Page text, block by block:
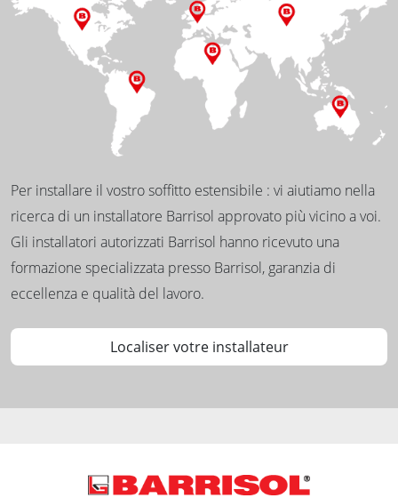
Per installare il vostro soffitto estensibile : vi aiutiamo nella
ricerca di un installatore Barrisol approvato più vicino a voi.
Gli installatori autorizzati Barrisol hanno ricevuto una
formazione specializzata presso Barrisol, garanzia di
eccellenza e qualità del lavoro.
Localiser votre installateur